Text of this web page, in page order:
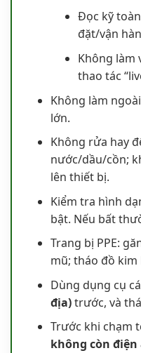
Đọc kỹ
đặt/vận
Không làm
thao tác
Không làm
lớn.
Không rửa hay
nước/dầu/cồn;
lên thiết bị.
Kiểm tra hình
bật. Nếu bất
Trang bị PPE:
mũ; tháo đồ kim
Dùng dụng cụ
địa)trước, và
Trước khi chạm
không còn điện